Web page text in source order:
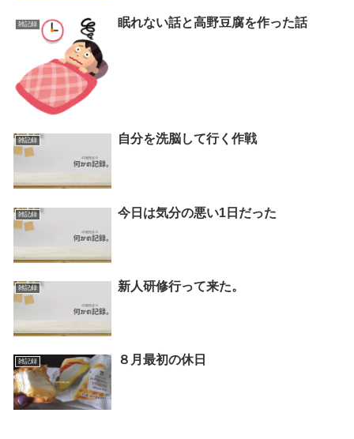
雑記録 眠れない話と高野豆腐を作った話
雑記録 自分を洗脳して行く作戦
雑記録 今日は気分の悪い1日だった
雑記録 新人研修行って来た。
雑記録 ８月最初の休日